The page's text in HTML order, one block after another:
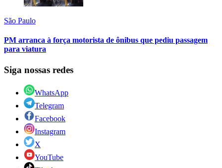
São Paulo
PM arranca à força motorista de ônibus que pediu passagem
para viatura
Siga nossas redes
WhatsApp
Telegram
Facebook
Instagram
X
YouTube